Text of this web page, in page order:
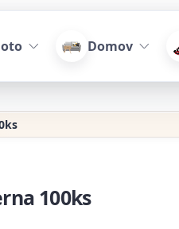
Domov
100ks